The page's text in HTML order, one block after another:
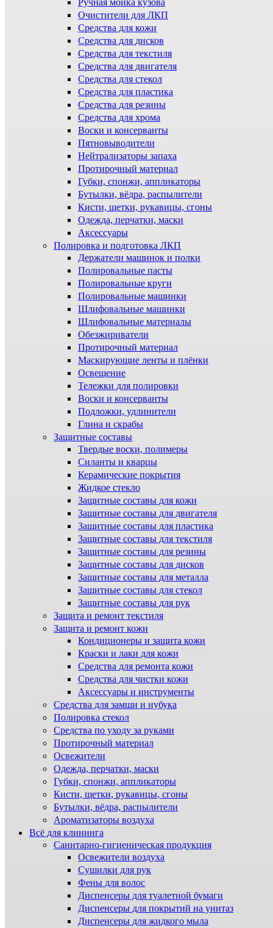
Ручная мойка кузова
Очистители для ЛКП
Средства для кожи
Средства для дисков
Средства для текстиля
Средства для двигателя
Средства для стекол
Средства для пластика
Средства для резины
Средства для хрома
Воски и консерванты
Пятновыводители
Нейтрализаторы запаха
Протирочный материал
Губки, спонжи, аппликаторы
Бутылки, вёдра, распылители
Кисти, щетки, рукавицы, сгоны
Одежда, перчатки, маски
Аксессуары
Полировка и подготовка ЛКП
Держатели машинок и полки
Полировальные пасты
Полировальные круги
Полировальные машинки
Шлифовальные машинки
Шлифовальные материалы
Обезжириватели
Протирочный материал
Маскирующие ленты и плёнки
Освещение
Тележки для полировки
Воски и консерванты
Подложки, удлинители
Глина и скрабы
Защитные составы
Твердые воски, полимеры
Силанты и кварцы
Керамические покрытия
Жидкое стекло
Защитные составы для кожи
Защитные составы для двигателя
Защитные составы для пластика
Защитные составы для текстиля
Защитные составы для резины
Защитные составы для дисков
Защитные составы для металла
Защитные составы для стекол
Защитные составы для рук
Защита и ремонт текстиля
Защита и ремонт кожи
Кондиционеры и защита кожи
Краски и лаки для кожи
Средства для ремонта кожи
Средства для чистки кожи
Аксессуары и инструменты
Средства для замши и нубука
Полировка стекол
Средства по уходу за руками
Протирочный материал
Освежители
Одежда, перчатки, маски
Губки, спонжи, аппликаторы
Кисти, щетки, рукавицы, сгоны
Бутылки, вёдра, распылители
Ароматизаторы воздуха
Всё для клининга
Санитарно-гигиеническая продукция
Освежители воздуха
Сушилки для рук
Фены для волос
Диспенсеры для туалетной бумаги
Диспенсеры для покрытий на унитаз
Диспенсеры для жидкого мыла